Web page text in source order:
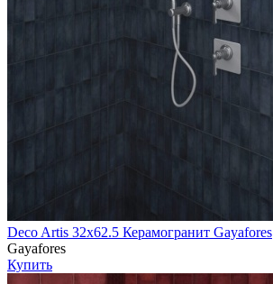
Deco Artis 32х62.5 Керамогранит Gayafores
Gayafores
Купить